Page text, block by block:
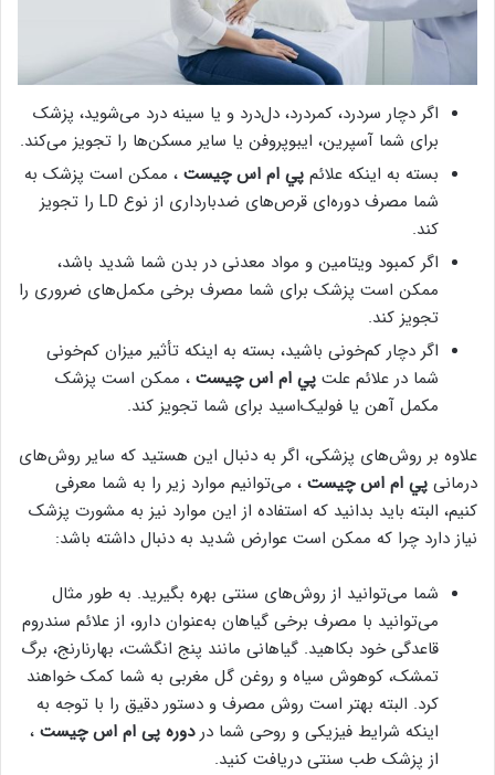
اگر دچار سردرد، کمردرد، دل‌درد و یا سینه درد می‌شوید، پزشک
برای شما آسپرین، ایبوپروفن یا سایر مسکن‌ها را تجویز می‌کند.
بسته به اینکه علائم پي ام اس چيست ، ممکن است پزشک به
شما مصرف دوره‌ای قرص‌های ضدبارداری از نوع LD را تجویز
کند.
اگر کمبود ویتامین و مواد معدنی در بدن شما شدید باشد،
ممکن است پزشک برای شما مصرف برخی مکمل‌های ضروری را
تجویز کند.
اگر دچار کم‌خونی باشید، بسته به اینکه تأثیر میزان کم‌خونی
شما در علائم علت پي ام اس چيست ، ممکن است پزشک
مکمل آهن یا فولیک‌اسید برای شما تجویز کند.
علاوه بر روش‌های پزشکی، اگر به دنبال این هستید که سایر روش‌های
درمانی پي ام اس چيست ، می‌توانیم موارد زیر را به شما معرفی
کنیم، البته باید بدانید که استفاده از این موارد نیز به مشورت پزشک
نیاز دارد چرا که ممکن است عوارض شدید به دنبال داشته باشد:
شما می‌توانید از روش‌های سنتی بهره بگیرید. به طور مثال
می‌توانید با مصرف برخی گیاهان به‌عنوان دارو، از علائم سندروم
قاعدگی خود بکاهید. گیاهانی مانند پنج انگشت، بهارنارنج، برگ
تمشک، کوهوش سیاه و روغن گل مغربی به شما کمک خواهند
کرد. البته بهتر است روش مصرف و دستور دقیق را با توجه به
اینکه شرایط فیزیکی و روحی شما دردوره پی ام اس چیست ،
از پزشک طب سنتی دریافت کنید.